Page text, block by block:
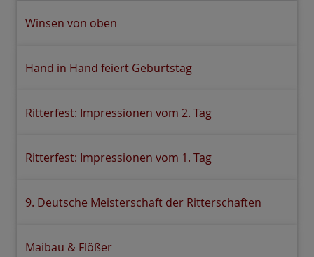
Winsen von oben
Hand in Hand feiert Geburtstag
Ritterfest: Impressionen vom 2. Tag
Ritterfest: Impressionen vom 1. Tag
9. Deutsche Meisterschaft der Ritterschaften
Maibau & Flößer